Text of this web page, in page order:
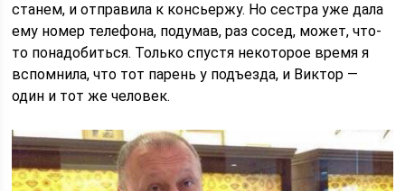
станем, и отправила к консьержу. Но сестра уже дала
ему номер телефона, подумав, раз сосед, может, что-
то понадобиться. Только спустя некоторое время я
вспомнила, что тот парень у подъезда, и Виктор —
один и тот же человек.